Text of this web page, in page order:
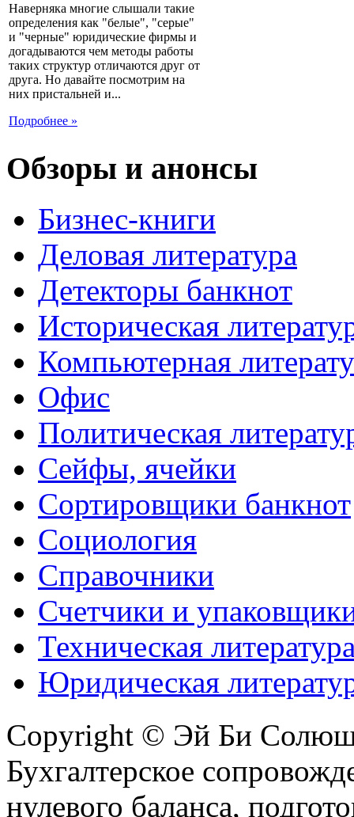
Наверняка многие слышали такие
определения как "белые", "серые"
и "черные" юридические фирмы и
догадываются чем методы работы
таких структур отличаются друг от
друга. Но давайте посмотрим на
них пристальней и...
Подробнее »
Обзоры и анонсы
Бизнес-книги
Деловая литература
Детекторы банкнот
Историческая
Компьютерная
Офис
Политическая
Сейфы, ячейки
Сортировщики банкнот
Социология
Справочники
Счетчики и
Техническая
Юридическая
Copyright © Эй Би
Бухгалтерское
нулевого баланса,